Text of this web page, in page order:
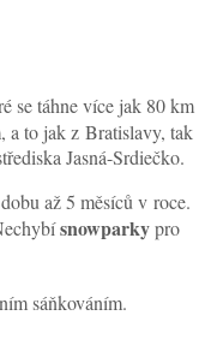
se táhne více jak 80 km
a to jak z Bratislavy, tak
Jasná-Srdiečko.
až 5 měsíců v roce.
snowparkypro
sáňkováním.